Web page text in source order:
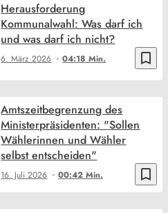
bookmark_border
6. März 2026 04:18 Min.
Herausforderung
Kommunalwahl: Was darf ich
und was darf ich nicht?
bookmark_border
16. Juli 2026 00:42 Min.
Amtszeitbegrenzung des
Ministerpräsidenten: "Sollen
Wählerinnen und Wähler
selbst entscheiden"